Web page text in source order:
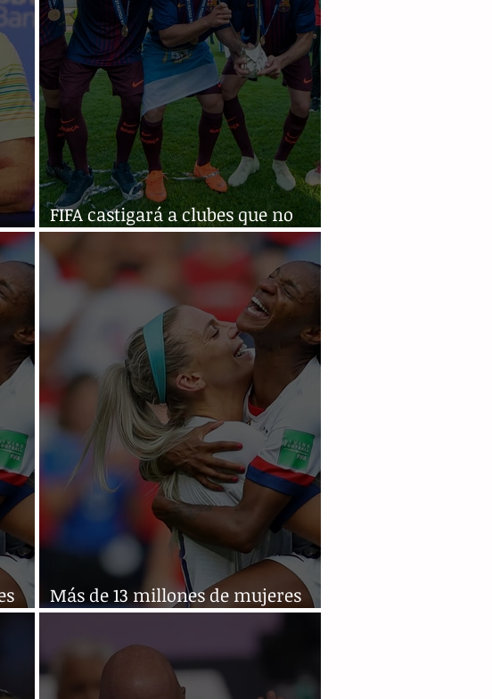
FIFA castigará a clubes que no
paguen
Más de 13 millones de mujeres
juegan fútbol en el mundo: FIFA